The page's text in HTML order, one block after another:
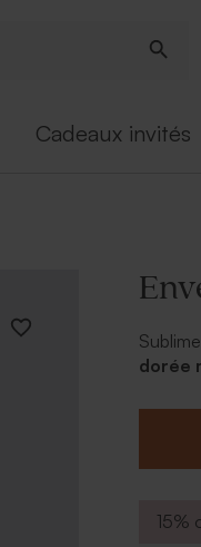
Cadeaux invités
dorée
15%